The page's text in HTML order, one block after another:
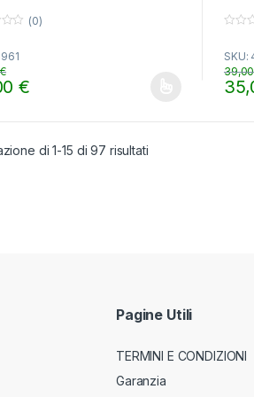
(0)
€
€
prodotto ha più varianti. Le opzioni
u
t
o
f
SKU:
di 1-15 di 97 risultati
Pagine Utili
TERMINI E CONDIZIONI
Garanzia